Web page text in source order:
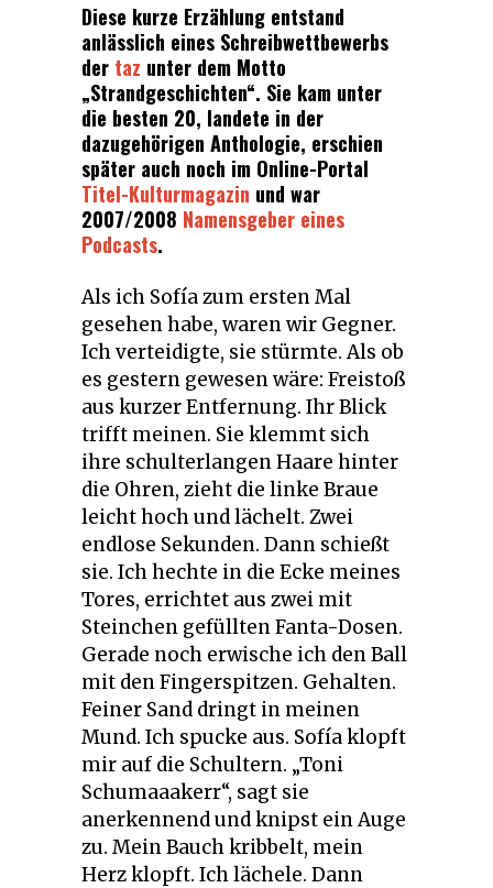
Diese kurze Erzählung entstand
anlässlich eines Schreibwettbewerbs
der taz unter dem Motto
„Strandgeschichten“. Sie kam unter
die besten 20, landete in der
dazugehörigen Anthologie, erschien
später auch noch im Online-Portal
Titel-Kulturmagazin und war
2007/2008 Namensgeber eines
Podcasts.
Als ich Sofía zum ersten Mal
gesehen habe, waren wir Gegner.
Ich verteidigte, sie stürmte. Als ob
es gestern gewesen wäre: Freistoß
aus kurzer Entfernung. Ihr Blick
trifft meinen. Sie klemmt sich
ihre schulterlangen Haare hinter
die Ohren, zieht die linke Braue
leicht hoch und lächelt. Zwei
endlose Sekunden. Dann schießt
sie. Ich hechte in die Ecke meines
Tores, errichtet aus zwei mit
Steinchen gefüllten Fanta-Dosen.
Gerade noch erwische ich den Ball
mit den Fingerspitzen. Gehalten.
Feiner Sand dringt in meinen
Mund. Ich spucke aus. Sofía klopft
mir auf die Schultern. „Toni
Schumaaakerr“, sagt sie
anerkennend und knipst ein Auge
zu. Mein Bauch kribbelt, mein
Herz klopft. Ich lächele. Dann